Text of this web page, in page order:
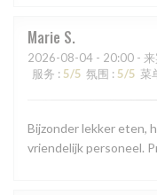
Marie S
2026-08-04 - 20:00 - 来
服务 : 5/5 氛围 : 5/5 菜
Bijzonder lekker eten,
vriendelijk personeel.